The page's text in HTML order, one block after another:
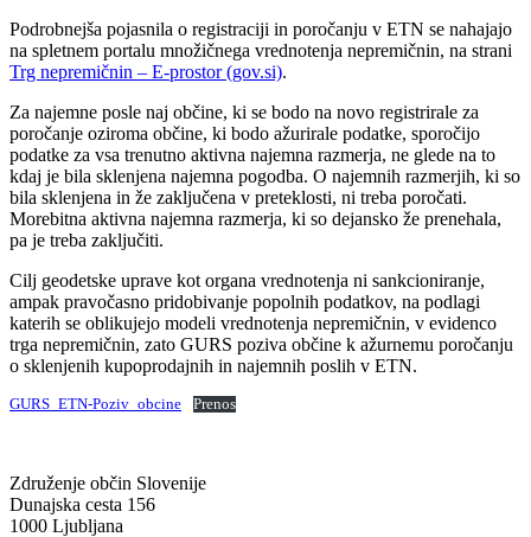
Podrobnejša pojasnila o registraciji in poročanju v ETN se nahajajo
na spletnem portalu množičnega vrednotenja nepremičnin, na strani
Trg nepremičnin – E-prostor (gov.si).
Za najemne posle naj občine, ki se bodo na novo registrirale za
poročanje oziroma občine, ki bodo ažurirale podatke, sporočijo
podatke za vsa trenutno aktivna najemna razmerja, ne glede na to
kdaj je bila sklenjena najemna pogodba. O najemnih razmerjih, ki so
bila sklenjena in že zaključena v preteklosti, ni treba poročati.
Morebitna aktivna najemna razmerja, ki so dejansko že prenehala,
pa je treba zaključiti.
Cilj geodetske uprave kot organa vrednotenja ni sankcioniranje,
ampak pravočasno pridobivanje popolnih podatkov, na podlagi
katerih se oblikujejo modeli vrednotenja nepremičnin, v evidenco
trga nepremičnin, zato GURS poziva občine k ažurnemu poročanju
o sklenjenih kupoprodajnih in najemnih poslih v ETN.
GURS_ETN-Poziv_obcine Prenos
Združenje občin Slovenije
Dunajska cesta 156
1000 Ljubljana